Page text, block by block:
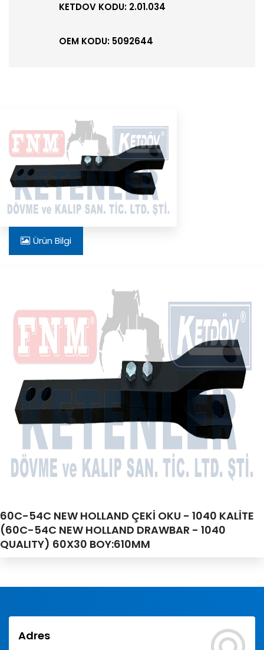
KETDOV KODU: 2.01.034
OEM KODU: 5092644
Ürün Bilgi
60C-54C NEW HOLLAND ÇEKİ OKU - 1040 KALİTE
(60C-54C NEW HOLLAND DRAWBAR - 1040
QUALITY) 60X30 BOY:610MM
Adres